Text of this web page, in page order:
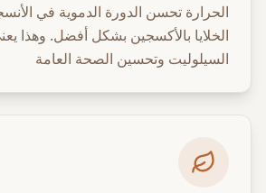
الحرارة تحسن الدورة الدموية في
الخلايا بالأكسجين بشكل أفضل. وهذا
السيلوليت وتحسين الصحة العامة